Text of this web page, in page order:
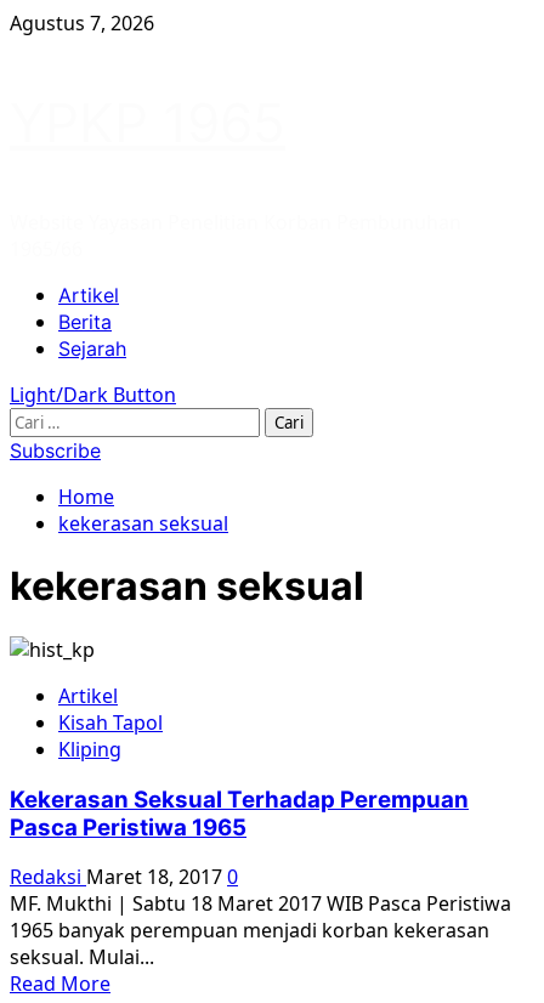
Skip
Agustus 7, 2026
Primary
Menu
Artikel
Berita
Sejarah
Light/Dark Button
Cari
untuk:
Subscribe
Home
kekerasan seksual
kekerasan seksual
Artikel
Kisah Tapol
Kliping
Kekerasan Seksual Terhadap Perempuan
Pasca Peristiwa 1965
Redaksi Maret 18, 20170
MF. Mukthi | Sabtu 18 Maret 2017 WIB Pasca Peristiwa
1965 banyak perempuan menjadi korban kekerasan
seksual. Mulai...
Read MoreRead